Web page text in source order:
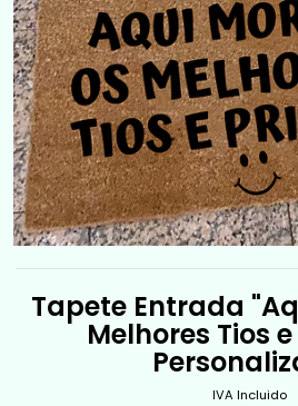
Tapete Entrada
Melhores Tios
IVA Incluido